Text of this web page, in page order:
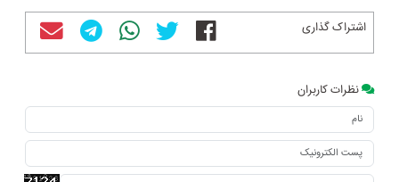
اشتراک گذاری
نظرات کاربران